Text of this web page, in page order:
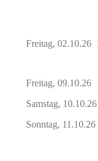
Freitag, 02.10.26
Freitag, 09.10.26
Samstag,
Sonntag,